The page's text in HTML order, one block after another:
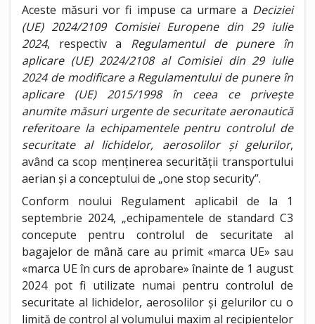
Aceste măsuri vor fi impuse ca urmare a Deciziei
(UE) 2024/2109 Comisiei Europene din 29 iulie
2024, respectiv a Regulamentul de punere în
aplicare (UE) 2024/2108 al Comisiei din 29 iulie
2024 de modificare a Regulamentului de punere în
aplicare (UE) 2015/1998 în ceea ce privește
anumite măsuri urgente de securitate aeronautică
referitoare la echipamentele pentru controlul de
securitate al lichidelor, aerosolilor și gelurilor,
având ca scop menținerea securității transportului
aerian și a conceptului de „one stop security”.
Conform noului Regulament aplicabil de la 1
septembrie 2024, „echipamentele de standard C3
concepute pentru controlul de securitate al
bagajelor de mână care au primit «marca UE» sau
«marca UE în curs de aprobare» înainte de 1 august
2024 pot fi utilizate numai pentru controlul de
securitate al lichidelor, aerosolilor și gelurilor cu o
limită de control al volumului maxim al recipientelor